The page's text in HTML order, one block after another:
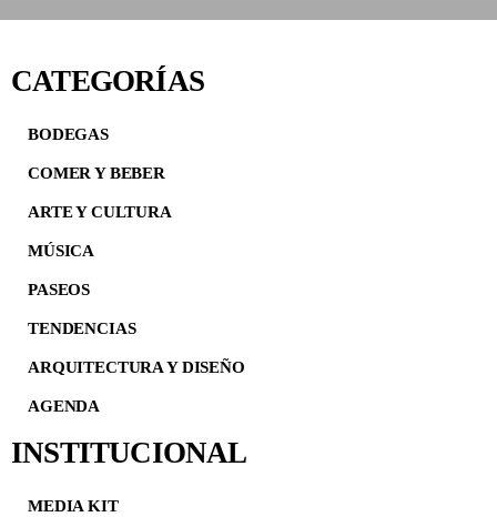
CATEGORÍAS
BODEGAS
COMER Y BEBER
ARTE Y CULTURA
MÚSICA
PASEOS
TENDENCIAS
ARQUITECTURA Y DISEÑO
AGENDA
INSTITUCIONAL
MEDIA KIT